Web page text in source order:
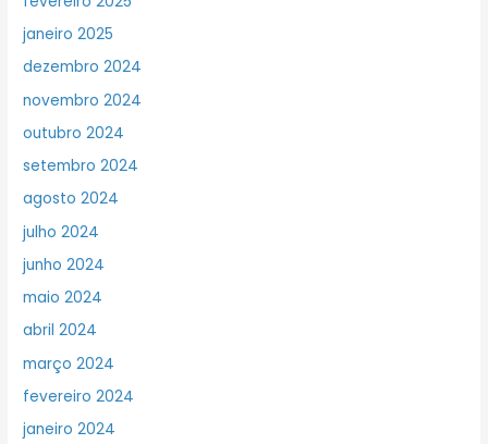
janeiro 2025
dezembro 2024
novembro 2024
outubro 2024
setembro 2024
agosto 2024
julho 2024
junho 2024
maio 2024
abril 2024
março 2024
fevereiro 2024
janeiro 2024